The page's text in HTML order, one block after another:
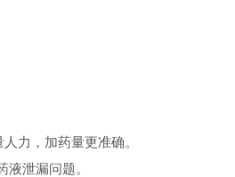
力，加药量更准确。
泄漏问题。